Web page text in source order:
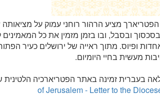
מציע הרהור רוחני עמוק על
ובסבל, ובו בזמן מזמין את כל
ופיוס. מתוך ראייה של ירושלים כעיר
מעשית בחיי היומיום.
בעברית זמינה באתר הפטריארכיה הלטינית
of Jerusalem - Letter to the